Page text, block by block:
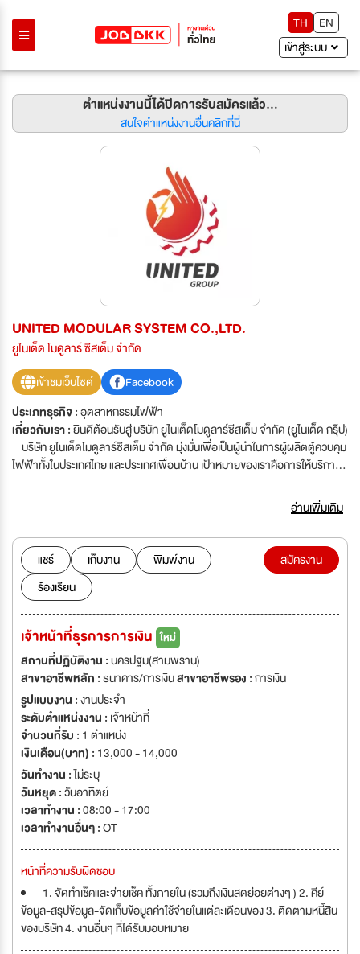
TH
EN
เข้าสู่ระบบ
ตำแหน่งงานนี้ได้ปิดการรับสมัครแล้ว...
สนใจตำแหน่งงานอื่นคลิกที่นี่
UNITED MODULAR SYSTEM CO.,LTD.
ยูไนเต็ด โมดูลาร์ ซีสเต็ม จำกัด
เข้าชมเว็บไซต์
Facebook
ประเภทธุรกิจ :อุตสาหกรรมไฟฟ้า
เกี่ยวกับเรา :ยินดีต้อนรับสู่ บริษัท ยูไนเต็ดโมดูลาร์ซีสเต็ม จำกัด (ยูไนเต็ด กรุ๊ป)
บริษัท ยูไนเต็ดโมดูลาร์ซีสเต็ม จำกัด มุ่งมั่นเพื่อเป็นผู้นำในการผู้ผลิตตู้ควบคุม
ไฟฟ้าทั้งในประเทศไทย และประเทศเพื่อนบ้าน เป้าหมายของเราคือการให้บริการ
พยายามในการพัฒนาองค์กรของเราไม่ใช่เพียงเพื่อความก้าวหน้ายั่งยืนอย่าง
เดียวเท่านั้น แต่ยังเป็นการตอบแทนผลิตภัณฑ์และบริการที่ดียิ่งขึ้นให้แก่ลูกค้าของ
เรา ยูไนเต็ด กรุ๊ป โดย บริษัท ยูไนเต็ด โมดูลาร์ ซีสเต็ม จำกัด ผู้นำด้านการ
ผลิตตู้สวิทช์บอร์ดตามคำสั่งลูกค้าด้วยมาตรฐานสากลภายใต้ แบรนด์ UMS
ควบคุมกระบวนการผลิตและบริการตามนโยบายคุณภาพ “คุณภาพผลิตภัณฑ์
เด่น เน้นส่งมอบตามกำหนดเวลา การบริการน่าประทับใจ เอาใจใส่มาตรฐาน
สากล” ความภาคภูมิใจอีกก้าวหนึ่งของ UMS คือการได้รับเกียรติ ให้เป็น LV
Partner ของ LSIS ผู้บริการด้านอุปกรณ์ไฟฟ้าแบบครบวงจร และเป็นบริษัทที่
เป็นผู้นำด้านอุตสาหกรรมของประเทศเกาหลีใต้ โดยได้รับการจัดอันดับให้เป็นก
ลุ่มธุรกิจภายในประเทศที่ใหญ่เป็นอันดับ 7 ทั้งนี้ประกอบไปด้วยบริษัทในเครือรวม
แล้ว 5 บริษัท ที่ตอบสนองความต้องการของลูกค้าได้อย่างครบวงจร ได้แก่
1.บริษัท ยูไนเต็ด โมดูลาร์ ซีสเต็ม จำกัด ผลิตและจัดจำหน่ายตู้ไฟฟ้า 2. บริษัท
ยูไนเต็ด แมนูแฟคเจอริ่ง จำกัด ผลิตและจัดจำหน่ายรางไฟฟ้า 3. บริษัท
ยูไนเต็ด เซอร์วิส แอนด์ เมนเทนแนนซ์ จำกัด บริการซ่อมบำรุงตู้ไฟฟ้า 4. บริษัท
อ่านเพิ่มเติม
แชร์ เก็บงาน
พิมพ์งาน
ร้องเรียน
สมัครงาน
เจ้าหน้าที่ธุรการการเงิน ใหม่
สถานที่ปฏิบัติงาน :นครปฐม(สามพราน)
สาขาอาชีพหลัก :ธนาคาร/การเงินสาขาอาชีพรอง :การเงิน
รูปแบบงาน :งานประจำ
ระดับตำแหน่งงาน : เจ้าหน้าที่
จำนวนที่รับ : 1 ตำแหน่ง
เงินเดือน(บาท) : 13,000 - 14,000
วันทำงาน :ไม่ระบุ
วันหยุด :วันอาทิตย์
เวลาทำงาน :08:00 - 17:00
เวลาทำงานอื่นๆ :OT
หน้าที่ความรับผิดชอบ
1. จัดทำเช็คและจ่ายเช็ค ทั้งภายใน (รวมถึงเงินสดย่อยต่างๆ ) 2. คีย์
ข้อมูล-สรุปข้อมูล-จัดเก็บข้อมูลค่าใช้จ่ายในแต่ละเดือนของ 3. ติดตามหนี้สิน
ของบริษัท 4. งานอื่นๆ ที่ได้รับมอบหมาย